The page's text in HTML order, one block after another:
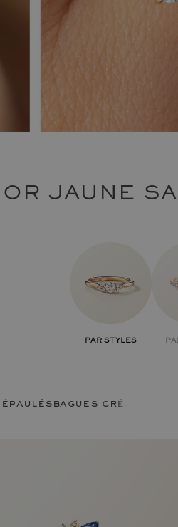
JAUNE
PAR STYLES
bagues créatives